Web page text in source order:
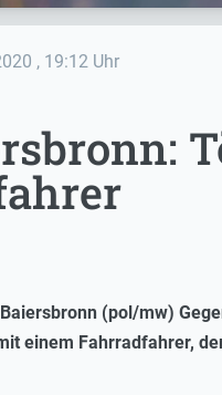
, 19:12 Uhr
(pol/mw)
einem Fahrradfahrer,